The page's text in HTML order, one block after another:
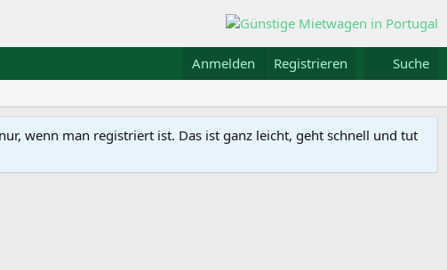
Anmelden Registrieren Suche
wenn man registriert ist. Das ist ganz leicht, geht schnell und tut